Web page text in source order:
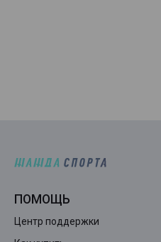
ПОМОЩЬ
Центр поддержки